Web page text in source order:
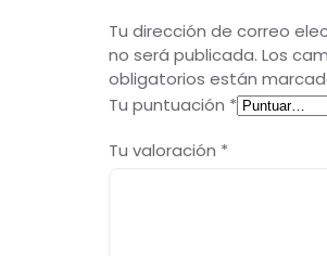
Tu dirección de correo
no será publicada. Los
obligatorios están
Tu puntuación *
Tu valoración *